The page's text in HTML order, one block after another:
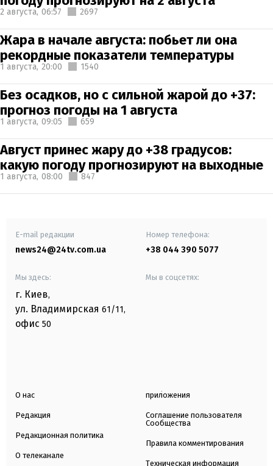
2 августа, 06:57 2697
Жара в начале августа: побьет ли она
рекордные показатели температуры
1 августа, 20:00 1540
Без осадков, но с сильной жарой до +37:
прогноз погоды на 1 августа
1 августа, 09:05 659
Август принес жару до +38 градусов:
какую погоду прогнозируют на выходные
1 августа, 08:00 847
E-mail редакции
news24@24tv.com.ua
Номер телефона:
+38 044 390 5077
Мы здесь:
г. Киев,
ул. Владимирская 61/11,
офис 50
Мы в соцсетях:
О нас
Редакция
Редакционная политика
О телеканале
приложения
Соглашение пользователя
Сообщества
Правила комментирования
Техническая информация